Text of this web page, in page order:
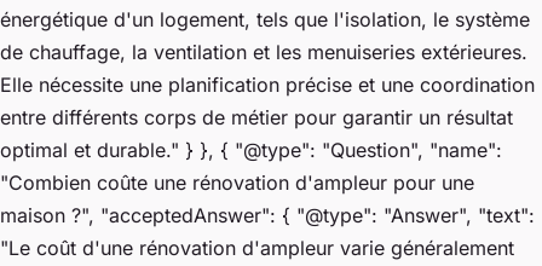
énergétique d'un logement, tels que l'isolation, le système
de chauffage, la ventilation et les menuiseries extérieures.
Elle nécessite une planification précise et une coordination
entre différents corps de métier pour garantir un résultat
optimal et durable." } }, { "@type": "Question", "name":
"Combien coûte une rénovation d'ampleur pour une
maison ?", "acceptedAnswer": { "@type": "Answer", "text":
"Le coût d'une rénovation d'ampleur varie généralement